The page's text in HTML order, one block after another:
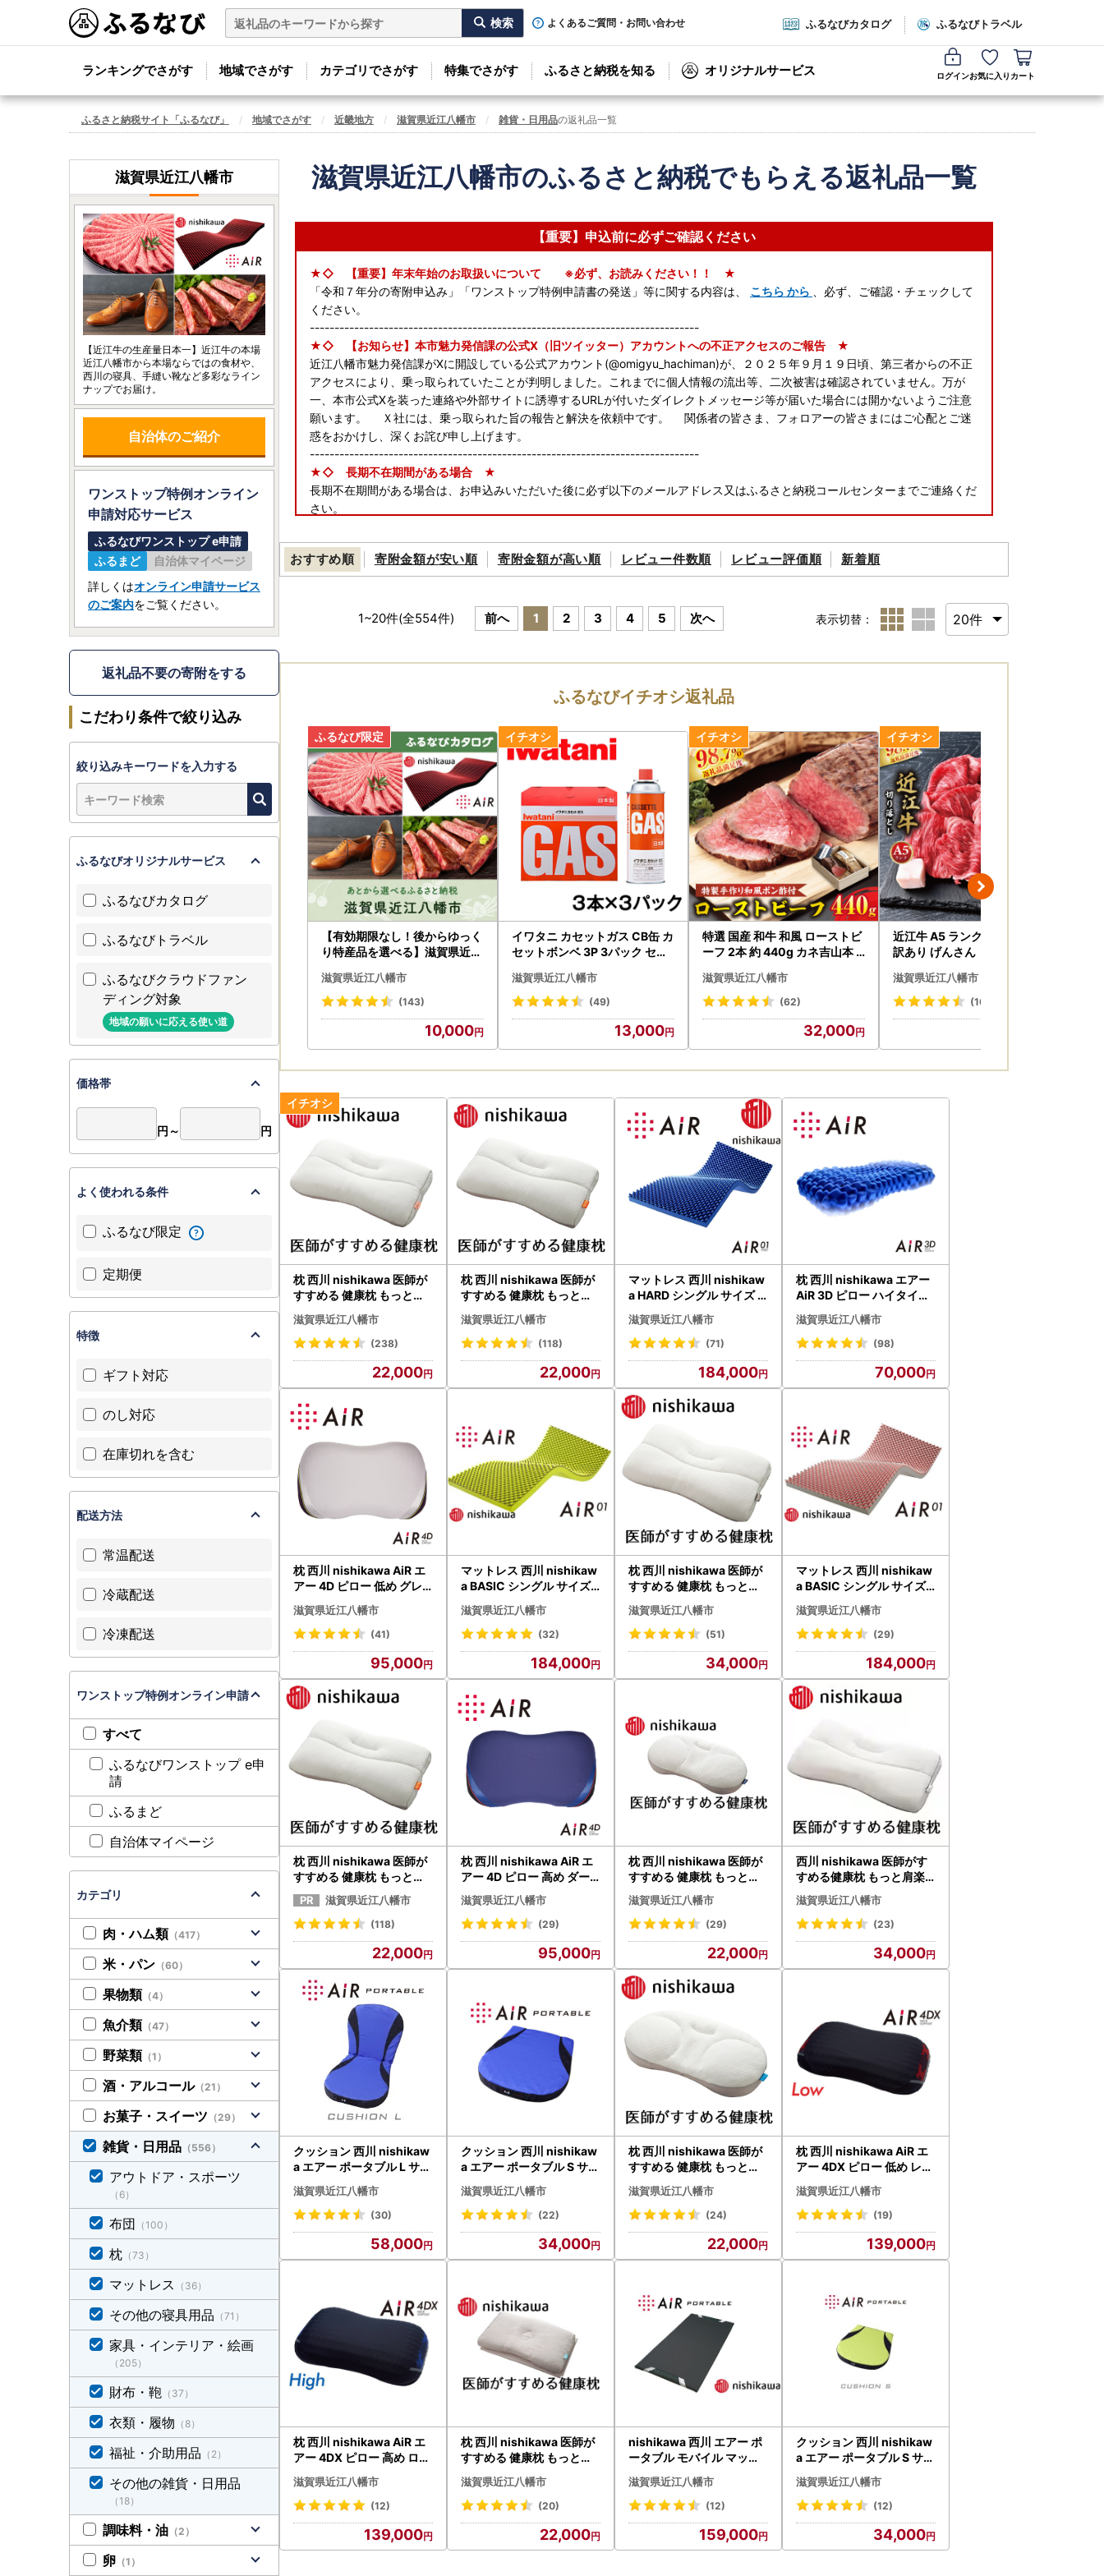
よくあるご質問・お問い合わせ ふるなびカタログ ふるなびトラベル
ランキングでさがす 地域でさがす カテゴリでさがす 特集でさがす ふるさと納税を知る オリジナルサービス ログインお気に入り カート
ふるさと納税サイト「ふるなび」 地域でさがす 近畿地方 滋賀県近江八幡市 雑貨・日用品の返礼品一覧
滋賀県近江八幡市のふるさと納税でもらえる返礼品一覧
【重要】申込前に必ずご確認ください
★◇ 【重要】年末年始のお取扱いについて ※必ず、お読みください！！ ★
「令和７年分の寄附申込み」「ワンストップ特例申請書の発送」等に関する内容は、 こちら から
、必ず、ご確認・チェックして
ください。
-------------------------------------------------------------------------------
★◇ 【お知らせ】本市魅力発信課の公式X（旧ツイッター）アカウントへの不正アクセスのご報告 ★
近江八幡市魅力発信課がXに開設している公式アカウント(@omigyu_hachiman)が、２０２５年９月１９日頃、第三者からの不正
アクセスにより、乗っ取られていたことが判明しました。これまでに個人情報の流出等、二次被害は確認されていません。万が
一、本市公式Xを装った連絡や外部サイトに誘導するURLが付いたダイレクトメッセージ等が届いた場合には開かないようご注意
願います。 Ｘ社には、乗っ取られた旨の報告と解決を依頼中です。 関係者の皆さま、フォロアーの皆さまにはご心配とご迷
惑をおかけし、深くお詫び申し上げます。
-------------------------------------------------------------------------------
★◇ 長期不在期間がある場合 ★
長期不在期間がある場合は、お申込みいただいた後に必ず以下のメールアドレス又はふるさと納税コールセンターまでご連絡くだ
さい。
おすすめ順 寄附金額が安い順 寄附金額が高い順 レビュー件数順 レビュー評価順 新着順
1~20件(全554件) 前へ 1 2 3 4 5 次へ 表示切替：
ふるなびイチオシ返礼品
【有効期限なし！後からゆっく
り特産品を選べる】滋賀県近江
滋賀県近江八幡市
(143)
10,000
イワタニ カセットガス CB缶 カ
セットボンベ 3P 3パック セッ
ロ ガス 防災 バーベキュー アウ
トドア キャンプ 災害
滋賀県近江八幡市
(49)
13,000
特選 国産 和牛 和風 ローストビ
ーフ 2本 約 440g カネ吉山本
滋賀県近江八幡市
(62)
32,000
近江牛 A5 ランク 切落し 500g
訳あり げんさん 【DG12W】近
滋賀県近江八幡市
(104)
枕 西川 nishikawa 医師が
すすめる 健康枕 もっと肩
楽寝 低め P228W まくら
滋賀県近江八幡市
(238)
22,000
枕 西川 nishikawa 医師が
すすめる 健康枕 もっと肩
楽寝 高め P229W まくら
滋賀県近江八幡市
(118)
22,000
マットレス 西川 nishikaw
a HARD シングル サイズ
エアー01 ブルー P223W
マットレス
滋賀県近江八幡市
(71)
184,000
枕 西川 nishikawa エアー
AiR 3D ピロー ハイタイプ
ブルー 高め P213W 枕
滋賀県近江八幡市
(98)
70,000
枕 西川 nishikawa AiR エ
アー 4D ピロー 低め グレ
ー ベージュ P237W 枕
滋賀県近江八幡市
(41)
95,000
マットレス 西川 nishikaw
a BASIC シングル サイズ
エアー01 イエロー P222
W マットレス
滋賀県近江八幡市
(32)
184,000
枕 西川 nishikawa 医師が
すすめる 健康枕 もっと肩
楽寝 プレミアム 高め P22
6W まくら
滋賀県近江八幡市
(51)
34,000
マットレス 西川 nishikaw
a BASIC シングル サイズ
エアー01 ピンク P221W
マットレス
滋賀県近江八幡市
(29)
184,000
枕 西川 nishikawa 医師が
すすめる 健康枕 もっと肩
楽寝 高め P229W まくら
滋賀県近江八幡市
(118)
22,000
枕 西川 nishikawa AiR エ
アー 4D ピロー 高め ダー
クブルー P236W 枕
滋賀県近江八幡市
(29)
95,000
枕 西川 nishikawa 医師が
すすめる 健康枕 もっと横
楽寝 高め P257W まくら
滋賀県近江八幡市
(29)
22,000
西川 nishikawa 医師がす
すめる健康枕 もっと肩楽
寝 プレミアム 低め P227
W まくら
滋賀県近江八幡市
(23)
34,000
クッション 西川 nishikaw
a エアー ポータブル L サイ
ズ ブルー P216W クッショ
ン
滋賀県近江八幡市
(30)
58,000
クッション 西川 nishikaw
a エアー ポータブル S サイ
ズ ブルー P218W クッショ
ン
滋賀県近江八幡市
(22)
34,000
枕 西川 nishikawa 医師が
すすめる 健康枕 もっと横
楽寝 低め P258W まくら
滋賀県近江八幡市
(24)
22,000
枕 西川 nishikawa AiR エ
アー 4DX ピロー 低め レッ
ド【P294W】枕
滋賀県近江八幡市
(19)
139,000
枕 西川 nishikawa AiR エ
アー 4DX ピロー 高め ロイ
ヤルブルー P293W 枕
滋賀県近江八幡市
(12)
139,000
枕 西川 nishikawa 医師が
すすめる 健康枕 もっと首
楽寝 高め P259W まくら
滋賀県近江八幡市
(20)
22,000
nishikawa 西川 エアー ポ
ータブル モバイル マット
【P224W】 | 西川
滋賀県近江八幡市
(12)
159,000
クッション 西川 nishikaw
a エアー ポータブル S サイ
ズ イエロー P217W クッシ
ョン
滋賀県近江八幡市
(12)
34,000
滋賀県近江八幡市
【近江牛の生産量日本一】近江牛の本場
近江八幡市から本場ならではの食材や、
西川の寝具、手縫い靴など多彩なライン
ナップでお届け。
自治体のご紹介
ワンストップ特例オンライン
申請対応サービス
ふるなびワンストップ e申請
ふるまど
自治体マイページ
詳しくはオンライン申請サービス
のご案内をご覧ください。
返礼品不要の寄附をする
こだわり条件で絞り込み
絞り込みキーワードを入力する
ふるなびオリジナルサービス
ふるなびカタログ
ふるなびトラベル
ふるなびクラウドファン
ディング対象
地域の願いに応える使い道
価格帯
円～ 円
よく使われる条件
ふるなび限定
定期便
特徴
ギフト対応
のし対応
在庫切れを含む
配送方法
常温配送
冷蔵配送
冷凍配送
ワンストップ特例オンライン申請
すべて
ふるなびワンストップ e申
請
ふるまど
自治体マイページ
カテゴリ
肉・ハム類 （417）
米・パン （60）
果物類 （4）
魚介類 （47）
野菜類 （1）
酒・アルコール（21）
お菓子・スイーツ （29）
雑貨・日用品 （556）
アウトドア・スポーツ
（6）
布団 （100）
枕 （73）
マットレス （36）
その他の寝具用品 （71）
家具・インテリア・絵画
（205）
財布・鞄 （37）
衣類・履物 （8）
福祉・介助用品 （2）
その他の雑貨・日用品
（18）
調味料・油 （2）
卵 （1）